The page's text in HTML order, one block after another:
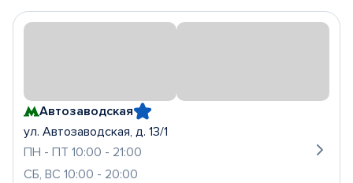
Автозаводская
ул. Автозаводская, д. 13/1
ПН - ПТ 10:00 - 21:00
СБ, ВС 10:00 - 20:00